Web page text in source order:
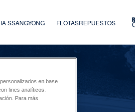
SSANGYONG FLOTASREPUESTOS
en base
fines analíticos.
Para más